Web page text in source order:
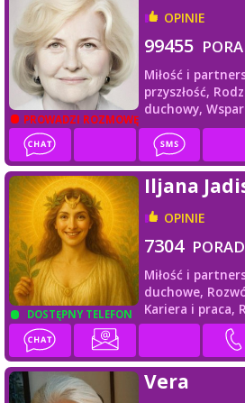
PROWADZI ROZMOWĘ
OPINIE
99455
Miłość i
przyszłość,
duchowy,
DOSTĘPNY TELEFON
Iljana
OPINIE
7304 PORAD
Miłość i
duchowe,
Kariera i praca,
Vera